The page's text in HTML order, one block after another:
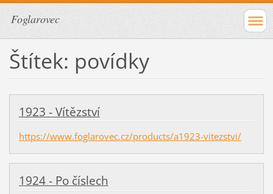
Foglarovec
Štítek: povídky
1923 - Vítězství
https://www.foglarovec.cz/products/a1923-vitezstvi/
1924 - Po číslech